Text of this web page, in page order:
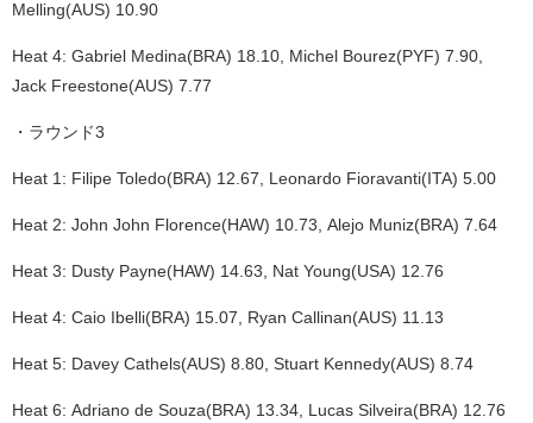
Melling(AUS) 10.90
Heat 4: Gabriel Medina(BRA) 18.10, Michel Bourez(PYF) 7.90,
Jack Freestone(AUS) 7.77
・ラウンド3
Heat 1: Filipe Toledo(BRA) 12.67, Leonardo Fioravanti(ITA) 5.00
Heat 2: John John Florence(HAW) 10.73, Alejo Muniz(BRA) 7.64
Heat 3: Dusty Payne(HAW) 14.63, Nat Young(USA) 12.76
Heat 4: Caio Ibelli(BRA) 15.07, Ryan Callinan(AUS) 11.13
Heat 5: Davey Cathels(AUS) 8.80, Stuart Kennedy(AUS) 8.74
Heat 6: Adriano de Souza(BRA) 13.34, Lucas Silveira(BRA) 12.76